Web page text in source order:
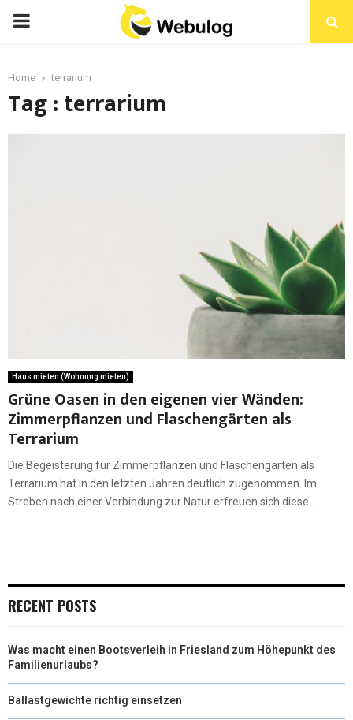
Home terrarium
Tag : terrarium
Haus mieten (Wohnung mieten)
Grüne Oasen in den eigenen vier Wänden:
Zimmerpflanzen und Flaschengärten als
Terrarium
Die Begeisterung für Zimmerpflanzen und Flaschengärten als
Terrarium hat in den letzten Jahren deutlich zugenommen. Im
Streben nach einer Verbindung zur Natur erfreuen sich diese...
RECENT POSTS
Was macht einen Bootsverleih in Friesland zum Höhepunkt des
Familienurlaubs?
Ballastgewichte richtig einsetzen